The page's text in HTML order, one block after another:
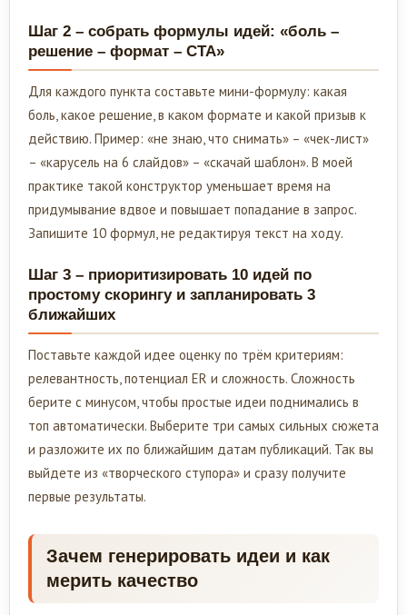
Шаг 2 – собрать формулы идей: «боль –
решение – формат – CTA»
Для каждого пункта составьте мини-формулу: какая
боль, какое решение, в каком формате и какой призыв к
действию. Пример: «не знаю, что снимать» – «чек-лист»
– «карусель на 6 слайдов» – «скачай шаблон». В моей
практике такой конструктор уменьшает время на
придумывание вдвое и повышает попадание в запрос.
Запишите 10 формул, не редактируя текст на ходу.
Шаг 3 – приоритизировать 10 идей по
простому скорингу и запланировать 3
ближайших
Поставьте каждой идее оценку по трём критериям:
релевантность, потенциал ER и сложность. Сложность
берите с минусом, чтобы простые идеи поднимались в
топ автоматически. Выберите три самых сильных сюжета
и разложите их по ближайшим датам публикаций. Так вы
выйдете из «творческого ступора» и сразу получите
первые результаты.
Зачем генерировать идеи и как
мерить качество